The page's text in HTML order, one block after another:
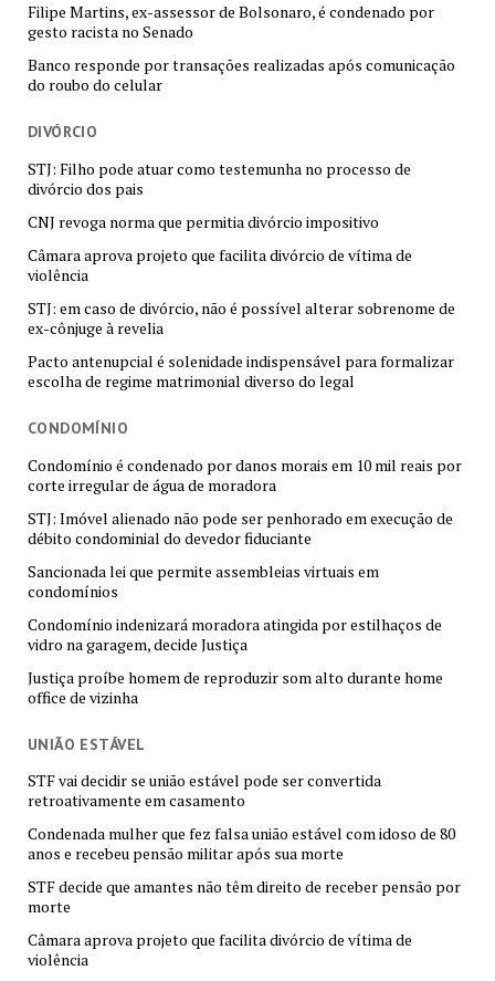
Filipe Martins, ex-assessor de Bolsonaro, é condenado por
gesto racista no Senado
Banco responde por transações realizadas após comunicação
do roubo do celular
DIVÓRCIO
STJ: Filho pode atuar como testemunha no processo de
divórcio dos pais
CNJ revoga norma que permitia divórcio impositivo
Câmara aprova projeto que facilita divórcio de vítima de
violência
STJ: em caso de divórcio, não é possível alterar sobrenome de
ex-cônjuge à revelia
Pacto antenupcial é solenidade indispensável para formalizar
escolha de regime matrimonial diverso do legal
CONDOMÍNIO
Condomínio é condenado por danos morais em 10 mil reais por
corte irregular de água de moradora
STJ: Imóvel alienado não pode ser penhorado em execução de
débito condominial do devedor fiduciante
Sancionada lei que permite assembleias virtuais em
condomínios
Condomínio indenizará moradora atingida por estilhaços de
vidro na garagem, decide Justiça
Justiça proíbe homem de reproduzir som alto durante home
office de vizinha
UNIÃO ESTÁVEL
STF vai decidir se união estável pode ser convertida
retroativamente em casamento
Condenada mulher que fez falsa união estável com idoso de 80
anos e recebeu pensão militar após sua morte
STF decide que amantes não têm direito de receber pensão por
morte
Câmara aprova projeto que facilita divórcio de vítima de
violência